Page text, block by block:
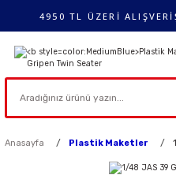
4950 TL ÜZERİ
Anasayfa Plastik Maketler